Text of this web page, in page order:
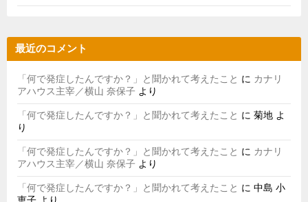
最近のコメント
「何で発症したんですか？」と聞かれて考えたこと に カナリ
アハウス主宰／横山 奈保子 より
「何で発症したんですか？」と聞かれて考えたこと に 菊地 よ
り
「何で発症したんですか？」と聞かれて考えたこと に カナリ
アハウス主宰／横山 奈保子 より
「何で発症したんですか？」と聞かれて考えたこと に 中島 小